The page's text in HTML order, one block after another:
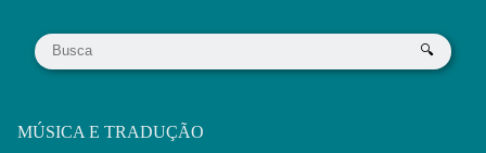
MÚSICA E TRADUÇÃO